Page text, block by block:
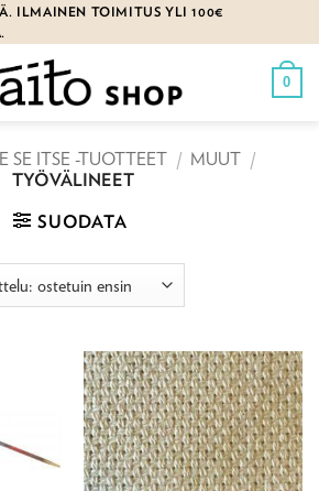
ILMAINEN TOIMITUS YLI 100€
0
SE ITSE -TUOTTEET / MUUT /
TYÖVÄLINEET
SUODATA